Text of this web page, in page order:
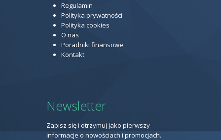
Regulamin
Polityka prywatności
Polityka cookies
O nas
Poradniki finansowe
Kontakt
Newsletter
Zapisz się i otrzymuj jako pierwszy
informacje o nowościach i promocjach.